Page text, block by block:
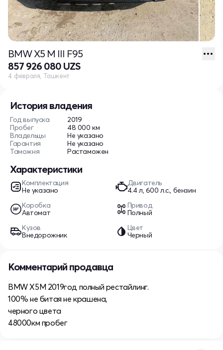
История владения
Год выпуска
2019
Пробег
48 000 км
Владельцы
Не указано
Гарантия
Не указано
Таможня
Растаможен
Характеристики
Комплектация
Не указано
Двигатель
4.4 л, 600 л.с., бензин
Коробка
Автомат
Привод
Полный
Кузов
Внедорожник
Цвет
Черный
BMW X5 M III F95
857 926 080 UZS
4 февраля, Ташкент
Комментарий продавца
BMW X5M 2019год полный рестайлинг.
100% не битая не крашена,
черного цвета
48000км пробег